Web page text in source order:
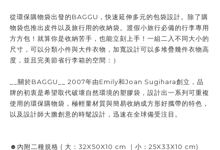
從環保購物袋出發的BAGGU，快速延伸多元的包袋設計。除了購
物袋也推出皮件以及旅行用的收納袋。渡假小旅行必備的行李專用
方方包！就算你是收納苦手，也能立刻上手！一組二入不同大小的
尺寸，可以分類小件與大件衣物，加寬設計可以多堆疊幾件衣物高
度，並且完美節省行李箱的空間：）
__關於BAGGU__ 2007年由Emily和Joan Sugihara創立，品
牌的初衷是希望取代破壞自然環境的塑膠袋，設計出一系列可重複
使用的環保購物袋，極輕量材質與簡易收納成方形好攜帶的特色，
以及設計師大膽創意的時髦設計，迅速在全球備受注目。
☻內附二種規格 ( 大：32X50X10 cm ｜小：25X33X10 cm)